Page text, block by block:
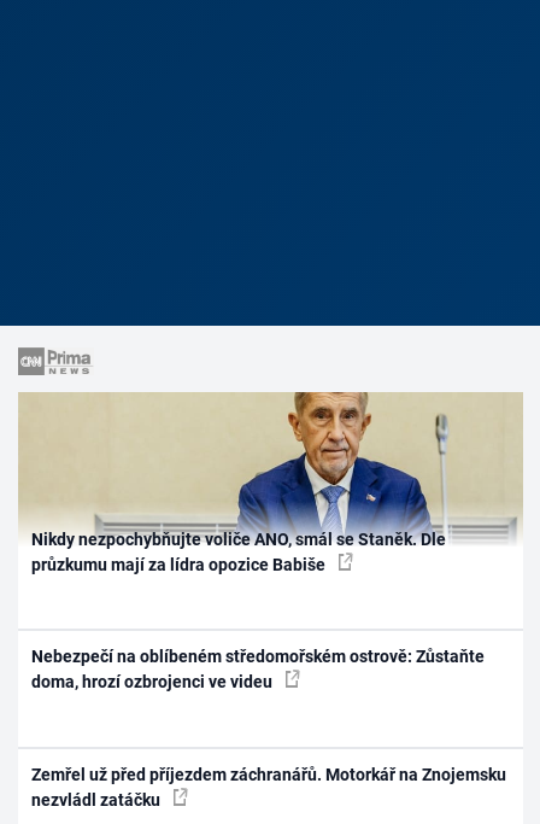
Nikdy nezpochybňujte voliče ANO, smál se Staněk. Dle
průzkumu mají za lídra opozice Babiše
Nebezpečí na oblíbeném středomořském ostrově: Zůstaňte
doma, hrozí ozbrojenci ve videu
Zemřel už před příjezdem záchranářů. Motorkář na Znojemsku
nezvládl zatáčku